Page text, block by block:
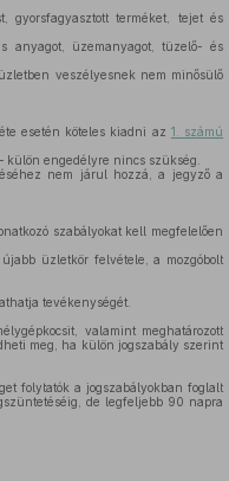
terméket, tejet és
anyagot, üzemanyagot, tüzelő- és
veszélyesnek nem minősülő
esetén köteles kiadni az 1. számú
külön engedélyre nincs szükség.
nem járul hozzá, a jegyző a
szabályokat kell megfelelően
üzletkör felvétele, a mozgóbolt
tevékenységét.
valamint meghatározott
meg, ha külön jogszabály szerint
folytatók a jogszabályokban foglalt
de legfeljebb 90 napra